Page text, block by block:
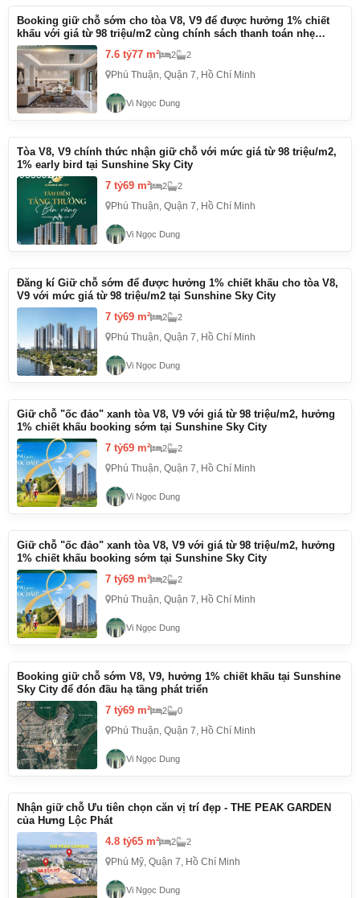
Booking giữ chỗ sớm cho tòa V8, V9 để được hưởng 1% chiết
khấu với giá từ 98 triệu/m2 cùng chính sách thanh toán nhẹ
nhàng
7.6 tỷ77 m² 2 2
Phú Thuận, Quận 7, Hồ Chí Minh
Vi Ngọc Dung
Tòa V8, V9 chính thức nhận giữ chỗ với mức giá từ 98 triệu/m2,
1% early bird tại Sunshine Sky City
7 tỷ69 m² 2 2
Phú Thuận, Quận 7, Hồ Chí Minh
Vi Ngọc Dung
Đăng kí Giữ chỗ sớm để được hưởng 1% chiết khấu cho tòa V8,
V9 với mức giá từ 98 triệu/m2 tại Sunshine Sky City
7 tỷ69 m² 2 2
Phú Thuận, Quận 7, Hồ Chí Minh
Vi Ngọc Dung
Giữ chỗ "ốc đảo" xanh tòa V8, V9 với giá từ 98 triệu/m2, hưởng
1% chiết khấu booking sớm tại Sunshine Sky City
7 tỷ69 m² 2 2
Phú Thuận, Quận 7, Hồ Chí Minh
Vi Ngọc Dung
Giữ chỗ "ốc đảo" xanh tòa V8, V9 với giá từ 98 triệu/m2, hưởng
1% chiết khấu booking sớm tại Sunshine Sky City
7 tỷ69 m² 2 2
Phú Thuận, Quận 7, Hồ Chí Minh
Vi Ngọc Dung
Booking giữ chỗ sớm V8, V9, hưởng 1% chiết khấu tại Sunshine
Sky City để đón đầu hạ tầng phát triển
7 tỷ69 m² 2 0
Phú Thuận, Quận 7, Hồ Chí Minh
Vi Ngọc Dung
Nhận giữ chỗ Ưu tiên chọn căn vị trí đẹp - THE PEAK GARDEN
của Hưng Lộc Phát
4.8 tỷ65 m² 2 2
Phú Mỹ, Quận 7, Hồ Chí Minh
Vi Ngọc Dung